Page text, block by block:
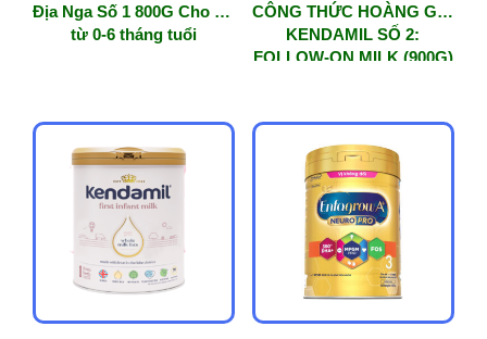
Địa Nga Số 1 800G Cho trẻ
từ 0-6 tháng tuổi
CÔNG THỨC HOÀNG GIA
KENDAMIL SỐ 2:
FOLLOW-ON MILK (900G)